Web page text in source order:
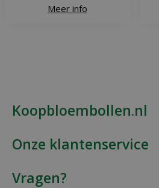
Meer info
Koopbloembollen.nl
Onze klantenservice
Vragen?